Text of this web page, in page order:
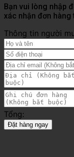
Bạn vui lòng nhập
xác nhận đơn
Thông tin người
Tổng:
Đặt hàng ngay